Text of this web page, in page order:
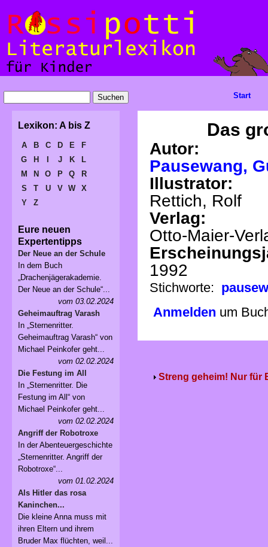
Das
Autor:
Pausewang,
Illustrator:
Rettich, Rolf
Verlag:
Otto-Maier-
1992
Stichworte:
Anmelden um
Streng geheim! Nur für
Start
Lexikon: A bis Z
A B C D E
F
G
H J K
L
M
N O P Q
R
S
T U V W
X
Y
Z
Eure neuen
Expertentipps
Der Neue an der Schule
In dem Buch
„Drachenjägerakademie.
Der Neue an der Schule“...
vom 03.02.2024
Geheimauftrag Varash
In „Sternenritter.
Geheimauftrag Varash“ von
Michael Peinkofer geht...
vom 02.02.2024
Die Festung im All
In „Sternenritter. Die
Festung im All“ von
Michael Peinkofer geht...
vom 02.02.2024
Angriff der Robotroxe
In der Abenteuergeschichte
„Sternenritter. Angriff der
Robotroxe“...
vom 01.02.2024
Als Hitler das rosa
Kaninchen...
Die kleine Anna muss mit
ihren Eltern und ihrem
Bruder Max flüchten, weil...